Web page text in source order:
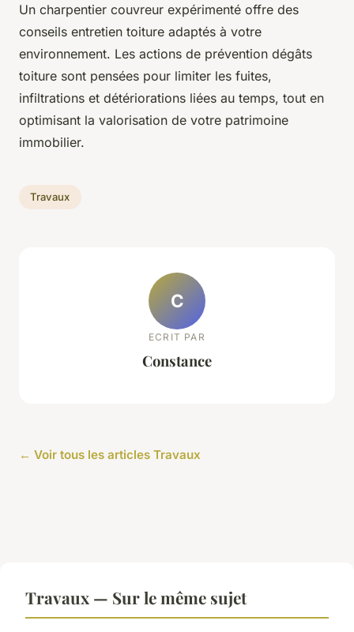
Un charpentier couvreur expérimenté offre des
conseils entretien toiture adaptés à votre
environnement. Les actions de prévention dégâts
toiture sont pensées pour limiter les fuites,
infiltrations et détériorations liées au temps, tout en
optimisant la valorisation de votre patrimoine
immobilier.
Travaux
C
ECRIT PAR
Constance
← Voir tous les articles Travaux
Travaux — Sur le même sujet